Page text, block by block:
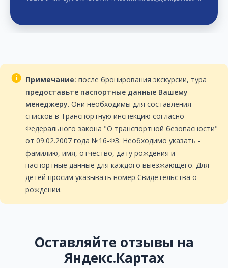
Примечание: после бронирования экскурсии, тура
предоставьте паспортные данные Вашему
менеджеру. Они необходимы для составления
списков в Транспортную инспекцию согласно
Федерального закона "О транспортной безопасности"
от 09.02.2007 года №16-ФЗ. Необходимо указать -
фамилию, имя, отчество, дату рождения и
паспортные данные для каждого выезжающего. Для
детей просим указывать номер Свидетельства о
рождении.
Оставляйте отзывы на
Яндекс.Картах